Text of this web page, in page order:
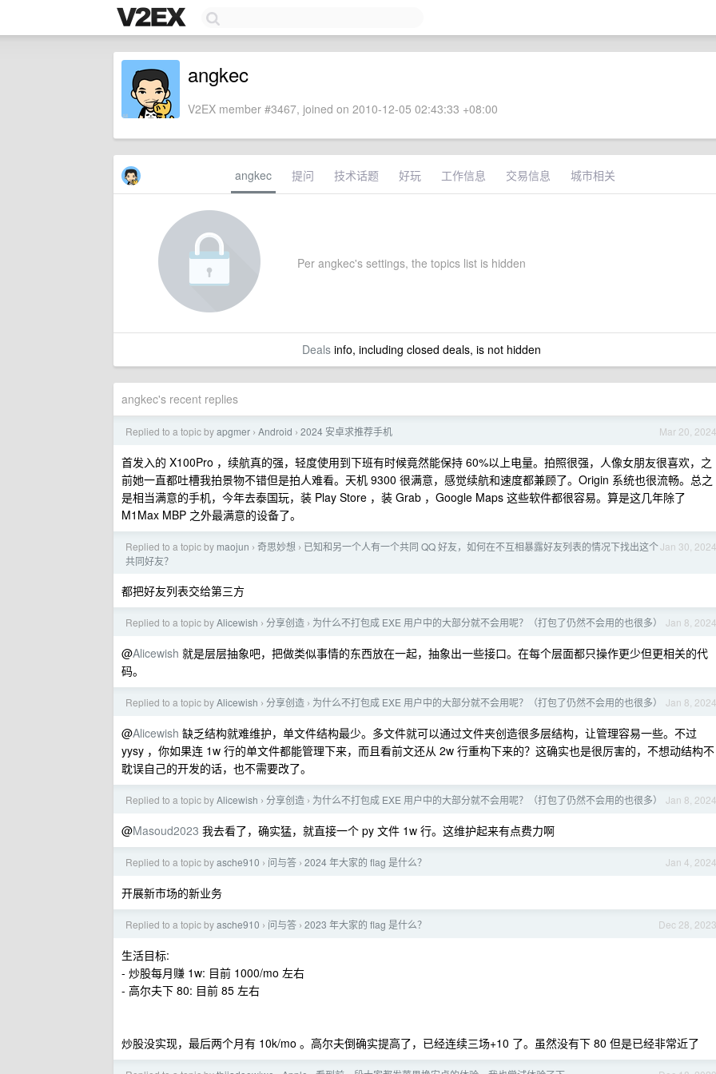
angkec
V2EX member #3467, joined on 2010-12-05 02:43:33 +08:00
angkec 提问 技术话题 好玩 工作信息 交易信息 城市相关
Per angkec's settings, the topics list is hidden
Dealsinfo, including closed deals, is not hidden
angkec's recent replies
Mar 20, 2024
Replied to a topic byapgmer › Android › 2024 安卓求推荐手机
首发入的 X100Pro ，续航真的强，轻度使用到下班有时候竟然能保持 60%以上电量。拍照很强，人像女朋友很喜欢，之
前她一直都吐槽我拍景物不错但是拍人难看。天机 9300 很满意，感觉续航和速度都兼顾了。Origin 系统也很流畅。总之
是相当满意的手机，今年去泰国玩，装 Play Store ，装 Grab ，Google Maps 这些软件都很容易。算是这几年除了
M1Max MBP 之外最满意的设备了。
Jan 30, 2024
Replied to a topic by maojun › 奇思妙想 › 已知和另一个人有一个共同 QQ 好友，如何在不互相暴露好友列表的情况下找出这个
共同好友？
都把好友列表交给第三方
Jan 8, 2024
Replied to a topic byAlicewish › 分享创造 › 为什么不打包成 EXE 用户中的大部分就不会用呢？（打包了仍然不会用的也很多）
@Alicewish 就是层层抽象吧，把做类似事情的东西放在一起，抽象出一些接口。在每个层面都只操作更少但更相关的代
码。
Jan 8, 2024
Replied to a topic byAlicewish › 分享创造 › 为什么不打包成 EXE 用户中的大部分就不会用呢？（打包了仍然不会用的也很多）
@Alicewish 缺乏结构就难维护，单文件结构最少。多文件就可以通过文件夹创造很多层结构，让管理容易一些。不过
yysy ，你如果连 1w 行的单文件都能管理下来，而且看前文还从 2w 行重构下来的？这确实也是很厉害的，不想动结构不
耽误自己的开发的话，也不需要改了。
Jan 8, 2024
Replied to a topic byAlicewish › 分享创造 › 为什么不打包成 EXE 用户中的大部分就不会用呢？（打包了仍然不会用的也很多）
@Masoud2023 我去看了，确实猛，就直接一个 py 文件 1w 行。这维护起来有点费力啊
Jan 4, 2024
Replied to a topic byasche910 › 问与答 › 2024 年大家的 flag 是什么？
开展新市场的新业务
Dec 28, 2023
Replied to a topic byasche910 › 问与答 › 2023 年大家的 flag 是什么？
生活目标:
- 炒股每月赚 1w: 目前 1000/mo 左右
- 高尔夫下 80: 目前 85 左右
炒股没实现，最后两个月有 10k/mo 。高尔夫倒确实提高了，已经连续三场+10 了。虽然没有下 80 但是已经非常近了